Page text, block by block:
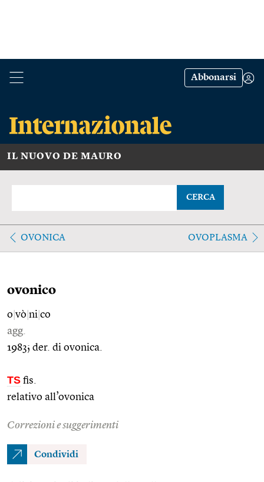
Abbonarsi
IL NUOVO DE MAURO
CERCA
OVONICA OVOPLASMA
ovonico
o vò ni co
agg.
1983; der. di ovonica.
TS fis.
relativo all’ovonica
Correzioni e suggerimenti
Condividi